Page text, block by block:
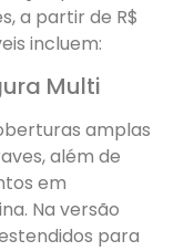
a partir de R$
incluem:
Multi
amplas
além de
em
Na versão
para